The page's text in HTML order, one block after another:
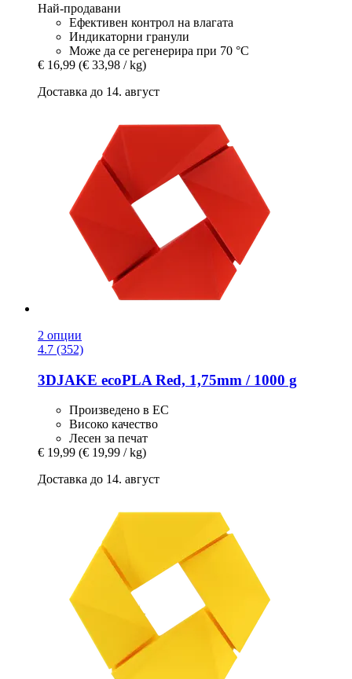
Най-продавани
Ефективен контрол на влагата
Индикаторни гранули
Може да се регенерира при 70 °C
€ 16,99 (€ 33,98 / kg)
Доставка до 14. август
2 опции
4.7 (352)
3DJAKE ecoPLA Red, 1,75mm / 1000 g
Произведено в ЕС
Високо качество
Лесен за печат
€ 19,99 (€ 19,99 / kg)
Доставка до 14. август